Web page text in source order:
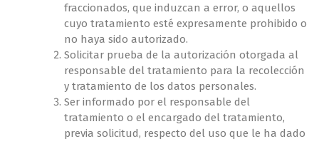
fraccionados, que induzcan a error, o aquellos
cuyo tratamiento esté expresamente prohibido o
no haya sido autorizado.
Solicitar prueba de la autorización otorgada al
responsable del tratamiento para la recolección
y tratamiento de los datos personales.
Ser informado por el responsable del
tratamiento o el encargado del tratamiento,
previa solicitud, respecto del uso que le ha dado